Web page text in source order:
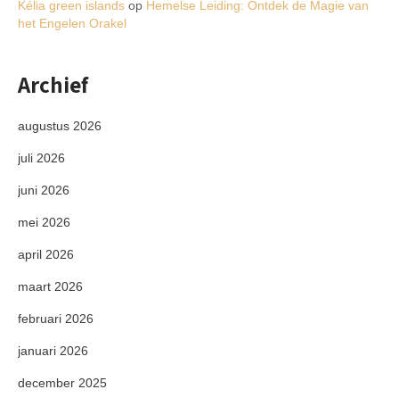
Kélia green islands op Hemelse Leiding: Ontdek de Magie van
het Engelen Orakel
Archief
augustus 2026
juli 2026
juni 2026
mei 2026
april 2026
maart 2026
februari 2026
januari 2026
december 2025